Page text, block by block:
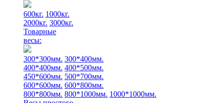
600кг. 1000кг.
2000кг. 3000кг.
Товарные
весы:
300*300мм. 300*400мм.
400*400мм. 400*500мм.
450*600мм. 500*700мм.
600*600мм. 600*800мм.
800*800мм. 800*1000мм. 1000*1000мм.